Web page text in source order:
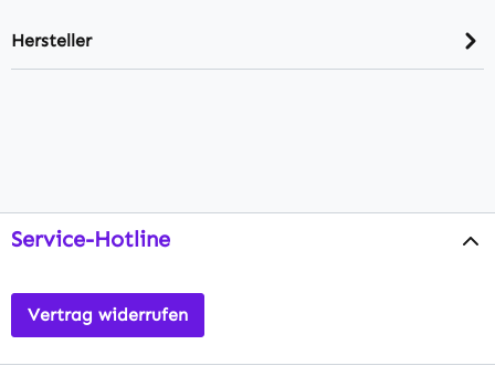
Hersteller
Service-Hotline
Vertrag widerrufen